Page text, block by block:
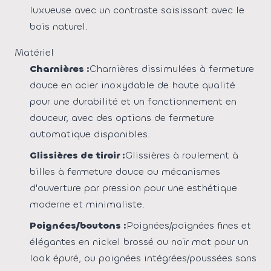
luxueuse avec un contraste saisissant avec le
bois naturel.
Matériel
Charnières :Charnières dissimulées à fermeture
douce en acier inoxydable de haute qualité
pour une durabilité et un fonctionnement en
douceur, avec des options de fermeture
automatique disponibles.
Glissières de tiroir :Glissières à roulement à
billes à fermeture douce ou mécanismes
d'ouverture par pression pour une esthétique
moderne et minimaliste.
Poignées/boutons :Poignées/poignées fines et
élégantes en nickel brossé ou noir mat pour un
look épuré, ou poignées intégrées/poussées sans